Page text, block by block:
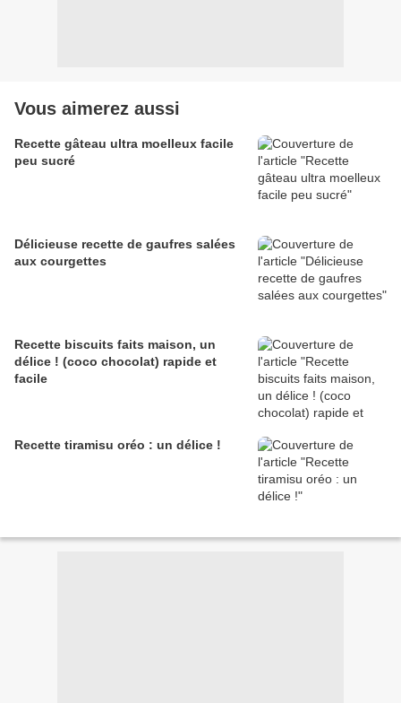
Vous aimerez aussi
Recette gâteau ultra moelleux facile
peu sucré
Délicieuse recette de gaufres salées
aux courgettes
Recette biscuits faits maison, un
délice ! (coco chocolat) rapide et
facile
Recette tiramisu oréo : un délice !